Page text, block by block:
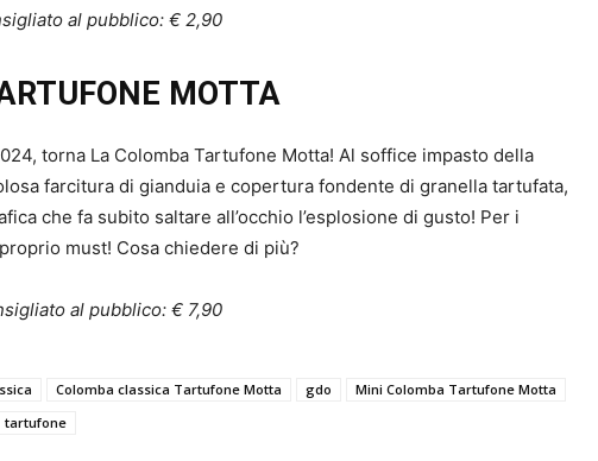
al pubblico: € 2,90
MOTTA
torna La Colomba Tartufone Motta! Al soffice impasto della
farcitura di gianduia e copertura fondente di granella tartufata,
che fa subito saltare all’occhio l’esplosione di gusto! Per i
must! Cosa chiedere di più?
al pubblico: € 7,90
Colomba classica Tartufone Motta gdo
Mini Colomba Tartufone Motta
tartufone